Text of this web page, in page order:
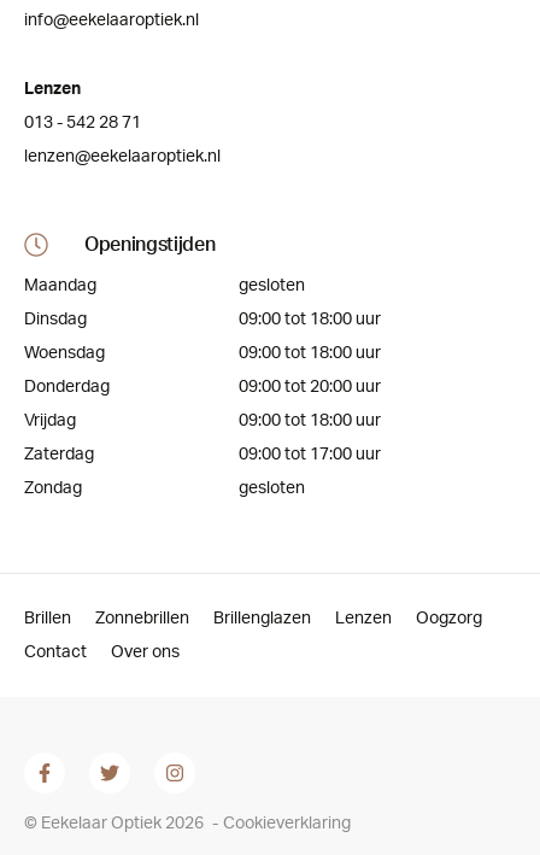
info@eekelaaroptiek.nl
Lenzen
013 - 542 28 71
lenzen@eekelaaroptiek.nl
Openingstijden
Maandag
gesloten
Dinsdag
09:00 tot 18:00 uur
Woensdag
09:00 tot 18:00 uur
Donderdag
09:00 tot 20:00 uur
Vrijdag
09:00 tot 18:00 uur
Zaterdag
09:00 tot 17:00 uur
Zondag
gesloten
Brillen Zonnebrillen Brillenglazen Lenzen
Oogzorg
Contact
Over ons
© Eekelaar Optiek 2026 - Cookieverklaring